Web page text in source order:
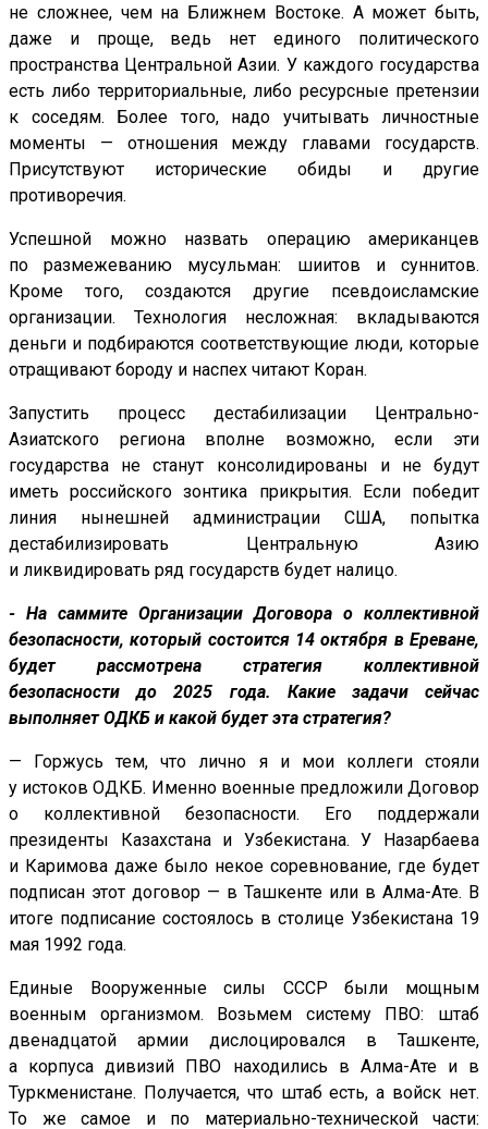
не сложнее, чем на Ближнем Востоке. А может быть,
даже и проще, ведь нет единого политического
пространства Центральной Азии. У каждого государства
есть либо территориальные, либо ресурсные претензии
к соседям. Более того, надо учитывать личностные
моменты — отношения между главами государств.
Присутствуют исторические обиды и другие
противоречия.
Успешной можно назвать операцию американцев
по размежеванию мусульман: шиитов и суннитов.
Кроме того, создаются другие псевдоисламские
организации. Технология несложная: вкладываются
деньги и подбираются соответствующие люди, которые
отращивают бороду и наспех читают Коран.
Запустить процесс дестабилизации Центрально-
Азиатского региона вполне возможно, если эти
государства не станут консолидированы и не будут
иметь российского зонтика прикрытия. Если победит
линия нынешней администрации США, попытка
дестабилизировать Центральную Азию
и ликвидировать ряд государств будет налицо.
- На саммите Организации Договора о коллективной
безопасности, который состоится 14 октября в Ереване,
будет рассмотрена стратегия коллективной
безопасности до 2025 года. Какие задачи сейчас
выполняет ОДКБ и какой будет эта стратегия?
— Горжусь тем, что лично я и мои коллеги стояли
у истоков ОДКБ. Именно военные предложили Договор
о коллективной безопасности. Его поддержали
президенты Казахстана и Узбекистана. У Назарбаева
и Каримова даже было некое соревнование, где будет
подписан этот договор — в Ташкенте или в Алма-Ате. В
итоге подписание состоялось в столице Узбекистана 19
мая 1992 года.
Единые Вооруженные силы СССР были мощным
военным организмом. Возьмем систему ПВО: штаб
двенадцатой армии дислоцировался в Ташкенте,
а корпуса дивизий ПВО находились в Алма-Ате и в
Туркменистане. Получается, что штаб есть, а войск нет.
То же самое и по материально-технической части: